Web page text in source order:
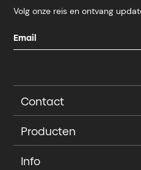
Volg onze reis en ontvang
Contact
Producten
Info